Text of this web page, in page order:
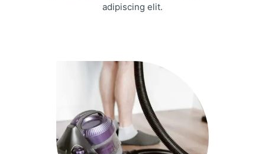
adipiscing elit.